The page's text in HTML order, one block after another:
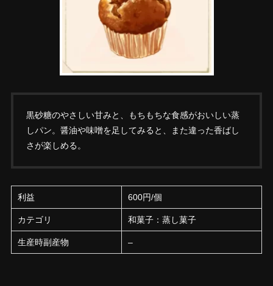
黒砂糖のやさしい甘みと、もちもちな食感がおいしい蒸
しパン。醤油や味噌を足してみると、また違った香ばし
さが楽しめる。
利益 600円/個
カテゴリ 和菓子：蒸し菓子
生産時副産物 –